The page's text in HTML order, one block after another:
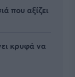
που αξίζει
κρυφά να